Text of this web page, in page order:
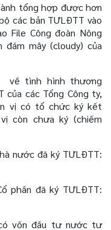
tổng hợp được hơn
các bản TƯLĐTT vào
File Công đoàn Nông
mây (cloudy) của
về tình hình thương
các Tổng Công ty,
vị có tổ chức ký kết
còn chưa ký (chiếm
nước đã ký TƯLĐTT:
phần đã ký TƯLĐTT:
vốn đầu tư nước tư